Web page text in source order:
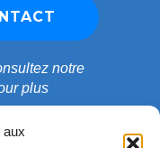
aux
notre
plus